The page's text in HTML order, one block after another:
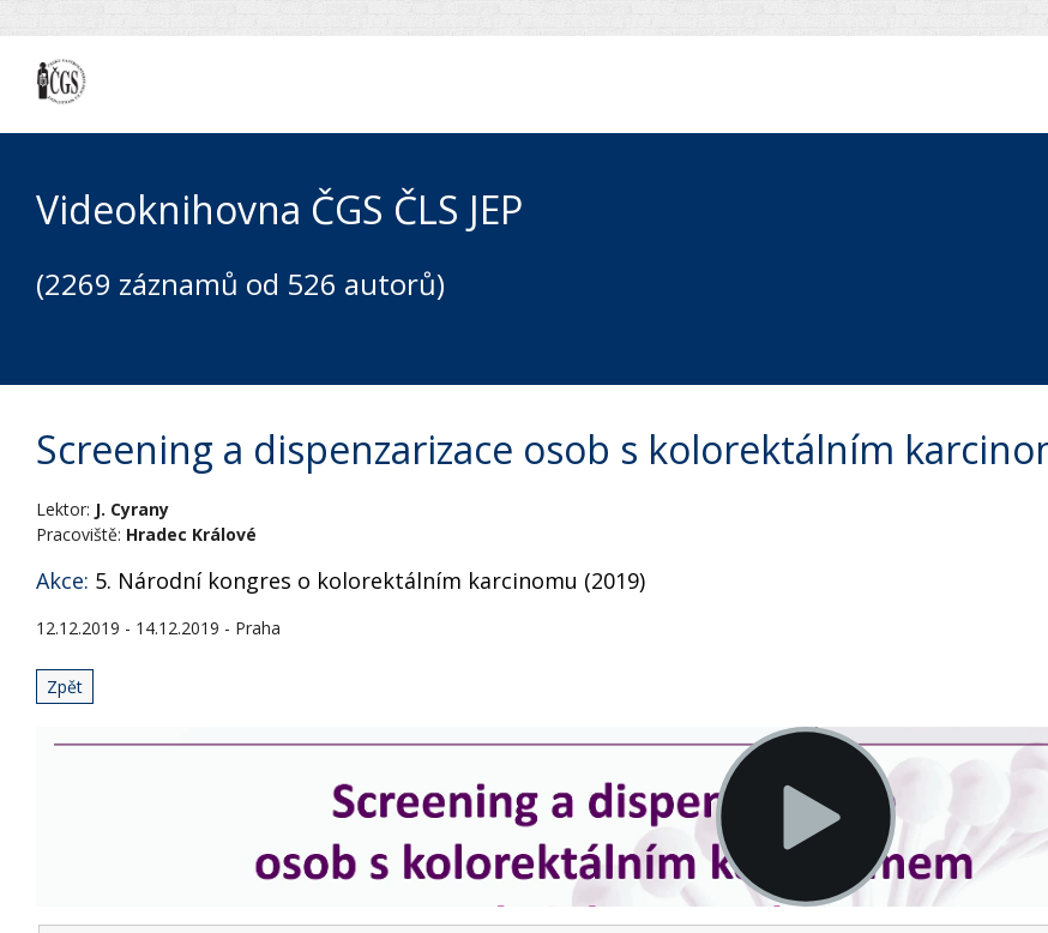
Videoknihovna ČGS ČLS JEP
(2269 záznamů od 526 autorů)
Screening a dispenzarizace osob s kolorektálním
Lektor: J. Cyrany
Pracoviště: Hradec Králové
Akce: 5. Národní kongres o kolorektálním karcinomu (2019)
12.12.2019 - 14.12.2019 - Praha
Zpět